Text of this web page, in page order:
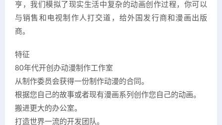
亨，我们模拟了现实生活中复杂的动画创作过程，你可以
与销售和电视制作人打交道，给外国发行商和漫画出版
商。
特征
80年代开创办动漫制作工作室
从制作委员会获得一份制作动漫的合同。
根据您自己的故事或者现有漫画系列创作您自己的动画。
搬进更大的办公室。
打造世界一流的开发团队。